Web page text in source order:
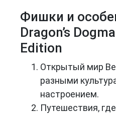
Фишки и
Dragon’s
Edition
Открытый мир
разными
настроением.
Путешествия,